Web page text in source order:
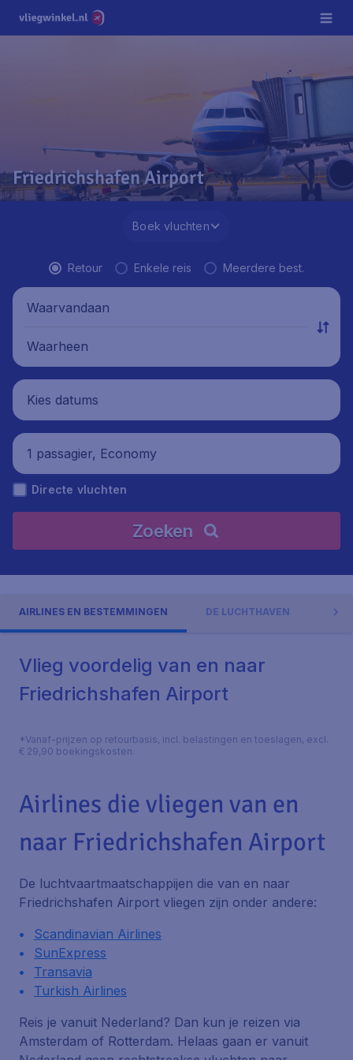
Friedrichshafen Airport
Boek vluchten
Retour Enkele reis Meerdere best.
Waarvandaan
Waarheen
Kies datums
1 passagier, Economy
Directe vluchten
Zoeken
AIRLINES EN BESTEMMINGEN DE LUCHTHAVEN
Vlieg voordelig van en naar
Friedrichshafen Airport
*Vanaf-prijzen op retourbasis, incl. belastingen en toeslagen, excl.
€ 29,90 boekingskosten.
Airlines die vliegen van en
naar Friedrichshafen Airport
De luchtvaartmaatschappijen die van en naar
Friedrichshafen Airport vliegen zijn onder andere:
Scandinavian Airlines
SunExpress
Transavia
Turkish Airlines
Reis je vanuit Nederland? Dan kun je reizen via
Amsterdam of Rotterdam. Helaas gaan er vanuit